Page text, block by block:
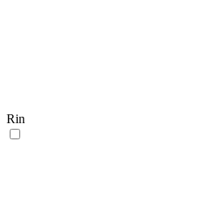
Rin